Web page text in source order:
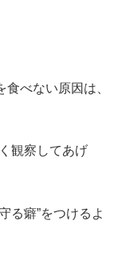
べない原因は、
観察してあげ
る癖”をつけるよ